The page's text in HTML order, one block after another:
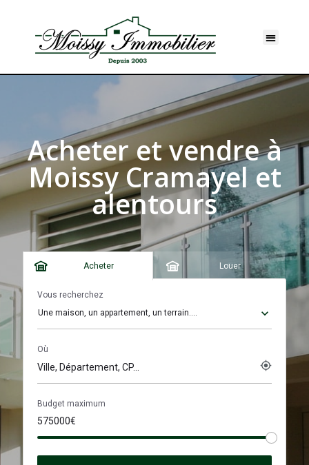
Acheter et vendre à
Moissy Cramayel et
alentours
Acheter Louer
Une maison, un appartement, un terrain....
Vous recherchez
my_location
Où
Budget maximum